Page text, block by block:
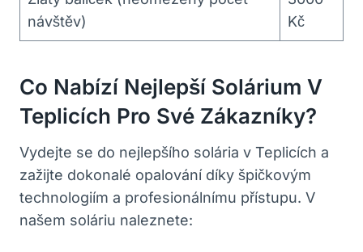
návštěv)
Kč
Co Nabízí Nejlepší Solárium V
Teplicích Pro Své Zákazníky?
Vydejte se do nejlepšího solária v Teplicích a
zažijte dokonalé opalování díky špičkovým
technologiím a profesionálnímu přístupu. V
našem soláriu naleznete: